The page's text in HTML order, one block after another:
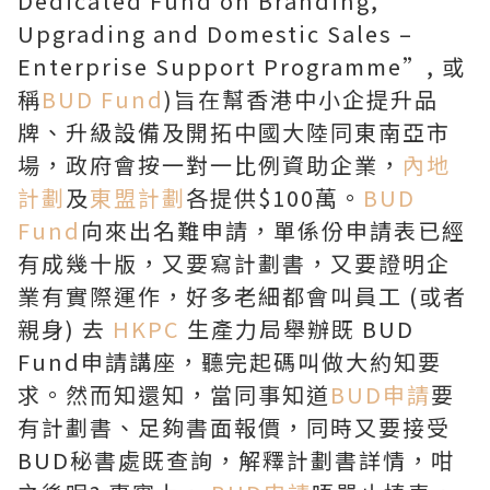
Upgrading and Domestic Sales –
Enterprise Support Programme”, 或
稱BUD Fund)旨在幫香港中小企提升品
牌、升級設備及開拓中國大陸同東南亞市
場，政府會按一對一比例資助企業， 內地
計劃及東盟計劃各提供$100萬。 BUD
Fund 向來出名難申請，單係份申請表已經
有成幾十版，又要寫計劃書，又要證明企
業有實際運作，好多老細都會叫員工 (或者
親身) 去 HKPC 生產力局舉辦既 BUD
Fund申請講座，聽完起碼叫做大約知要
求。然而知還知，當同事知道BUD申請要
有計劃書、足夠書面報價，同時又要接受
BUD秘書處既查詢，解釋計劃書詳情，咁